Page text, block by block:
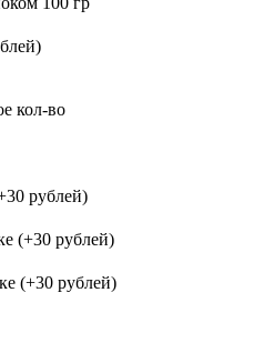
кол-во
(+30 рублей)
(+30 рублей)
(+30 рублей)